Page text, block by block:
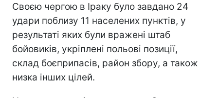
Своєю чергою в Іраку було завдано 24
удари поблизу 11 населених пунктів, у
результаті яких були вражені штаб
бойовиків, укріплені польові позиції,
склад боєприпасів, район збору, а також
низка інших цілей.